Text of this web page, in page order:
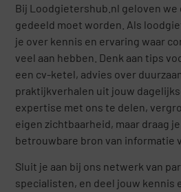
Bij Loodgietershub.nl geloven we
gedeeld moet worden. Als
je over kennis en ervaring waar
veel aan hebben. Denk aan tips
een cv-ketel, advies over
praktijkverhalen uit jouw
expertise met ons te delen,
eigen zichtbaarheid, maar draag
betrouwbare bron van informatie
Sluit je aan bij ons netwerk van
specialisten, en deel jouw kennis